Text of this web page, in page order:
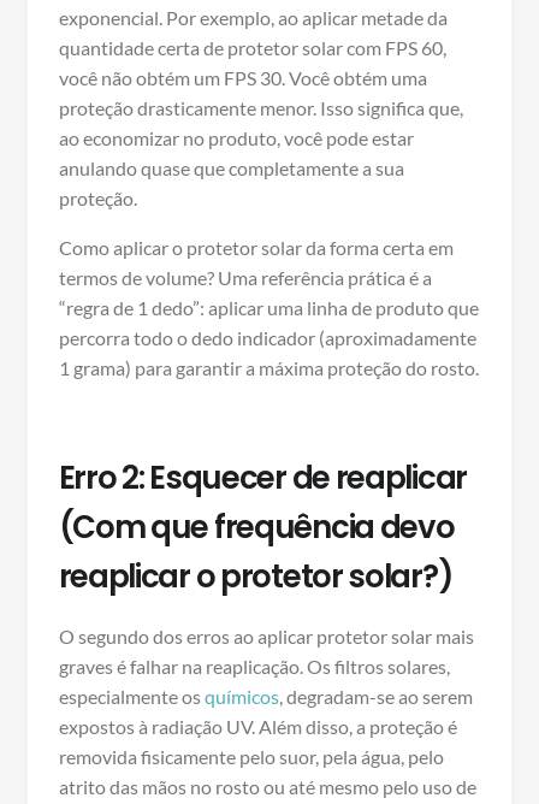
exponencial. Por exemplo, ao aplicar metade da
quantidade certa de protetor solar com FPS 60,
você não obtém um FPS 30. Você obtém uma
proteção drasticamente menor. Isso significa que,
ao economizar no produto, você pode estar
anulando quase que completamente a sua
proteção.
Como aplicar o protetor solar da forma certa em
termos de volume? Uma referência prática é a
“regra de 1 dedo”: aplicar uma linha de produto que
percorra todo o dedo indicador (aproximadamente
1 grama) para garantir a máxima proteção do rosto.
Erro 2: Esquecer de reaplicar
(Com que frequência devo
reaplicar o protetor solar?)
O segundo dos erros ao aplicar protetor solar mais
graves é falhar na reaplicação. Os filtros solares,
especialmente osquímicos, degradam-se ao serem
expostos à radiação UV. Além disso, a proteção é
removida fisicamente pelo suor, pela água, pelo
atrito das mãos no rosto ou até mesmo pelo uso de